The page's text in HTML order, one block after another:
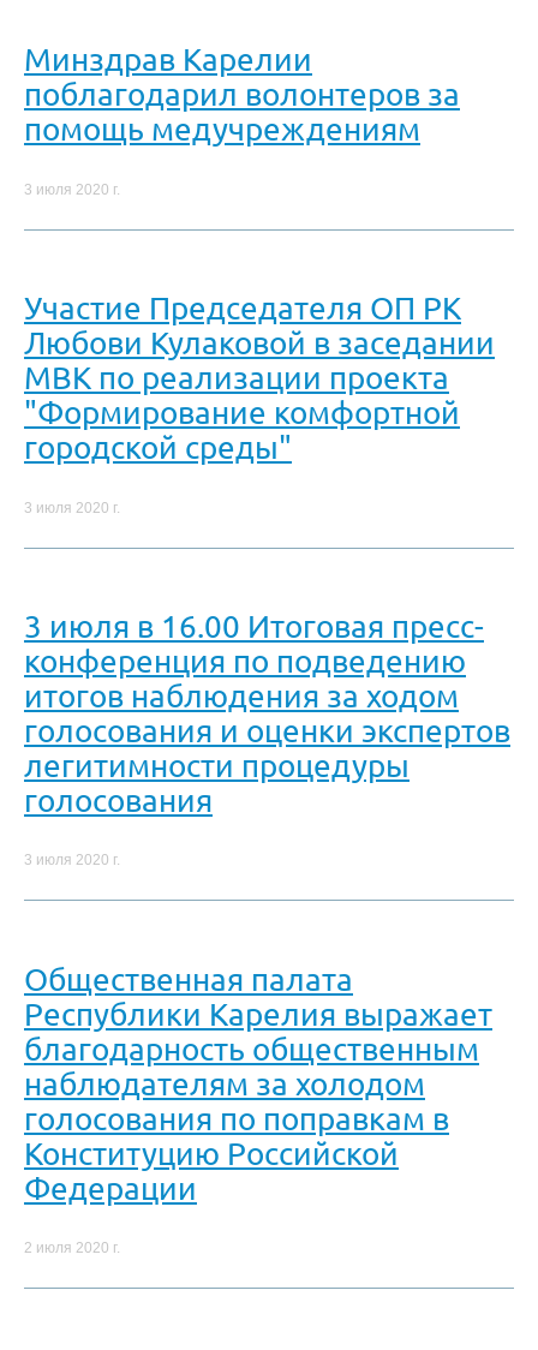
Минздрав Карелии
поблагодарил волонтеров за
помощь медучреждениям
3 июля 2020 г.
Участие Председателя ОП РК
Любови Кулаковой в заседании
МВК по реализации проекта
"Формирование комфортной
городской среды"
3 июля 2020 г.
3 июля в 16.00 Итоговая пресс-
конференция по подведению
итогов наблюдения за ходом
голосования и оценки экспертов
легитимности процедуры
голосования
3 июля 2020 г.
Общественная палата
Республики Карелия выражает
благодарность общественным
наблюдателям за холодом
голосования по поправкам в
Конституцию Российской
Федерации
2 июля 2020 г.